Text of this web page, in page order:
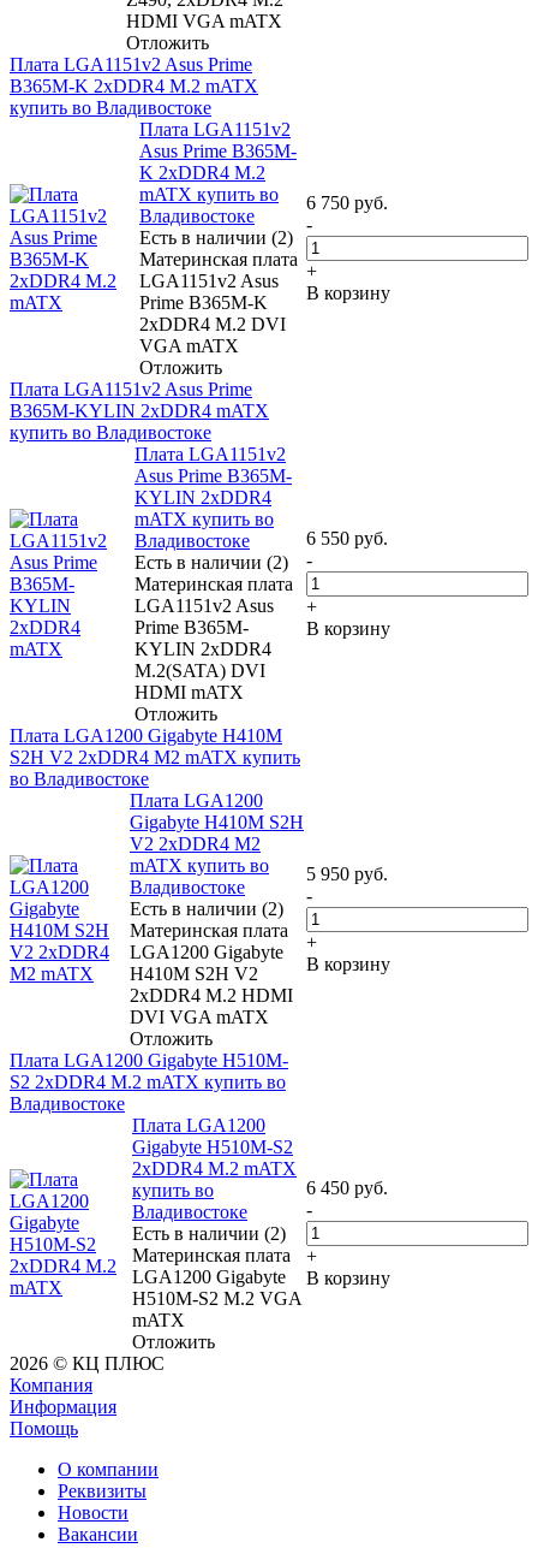
HDMI VGA mATX
Отложить
Плата LGA1151v2 Asus Prime
B365M-K 2xDDR4 M.2 mATX
купить во Владивостоке
Плата LGA1151v2
Asus Prime B365M-
K 2xDDR4 M.2
mATX купить во
Владивостоке
Есть в наличии (2)
Материнская плата
LGA1151v2 Asus
Prime B365M-K
2xDDR4 M.2 DVI
VGA mATX
Отложить
6 750 руб.
-
+
В корзину
Плата LGA1151v2 Asus Prime
B365M-KYLIN 2xDDR4 mATX
купить во Владивостоке
Плата LGA1151v2
Asus Prime B365M-
KYLIN 2xDDR4
mATX купить во
Владивостоке
Есть в наличии (2)
Материнская плата
LGA1151v2 Asus
Prime B365M-
KYLIN 2xDDR4
M.2(SATA) DVI
HDMI mATX
Отложить
6 550 руб.
-
+
В корзину
Плата LGA1200 Gigabyte H410M
S2H V2 2xDDR4 M2 mATX купить
во Владивостоке
Плата LGA1200
Gigabyte H410M S2H
V2 2xDDR4 M2
mATX купить во
Владивостоке
Есть в наличии (2)
Материнская плата
LGA1200 Gigabyte
H410M S2H V2
2xDDR4 M.2 HDMI
DVI VGA mATX
Отложить
5 950 руб.
-
+
В корзину
Плата LGA1200 Gigabyte H510M-
S2 2xDDR4 M.2 mATX купить во
Владивостоке
Плата LGA1200
Gigabyte H510M-S2
2xDDR4 M.2 mATX
купить во
Владивостоке
Есть в наличии (2)
Материнская плата
LGA1200 Gigabyte
H510M-S2 M.2 VGA
mATX
Отложить
6 450 руб.
-
+
В корзину
2026 © КЦ ПЛЮС
Компания
Информация
Помощь
О компании
Реквизиты
Новости
Вакансии